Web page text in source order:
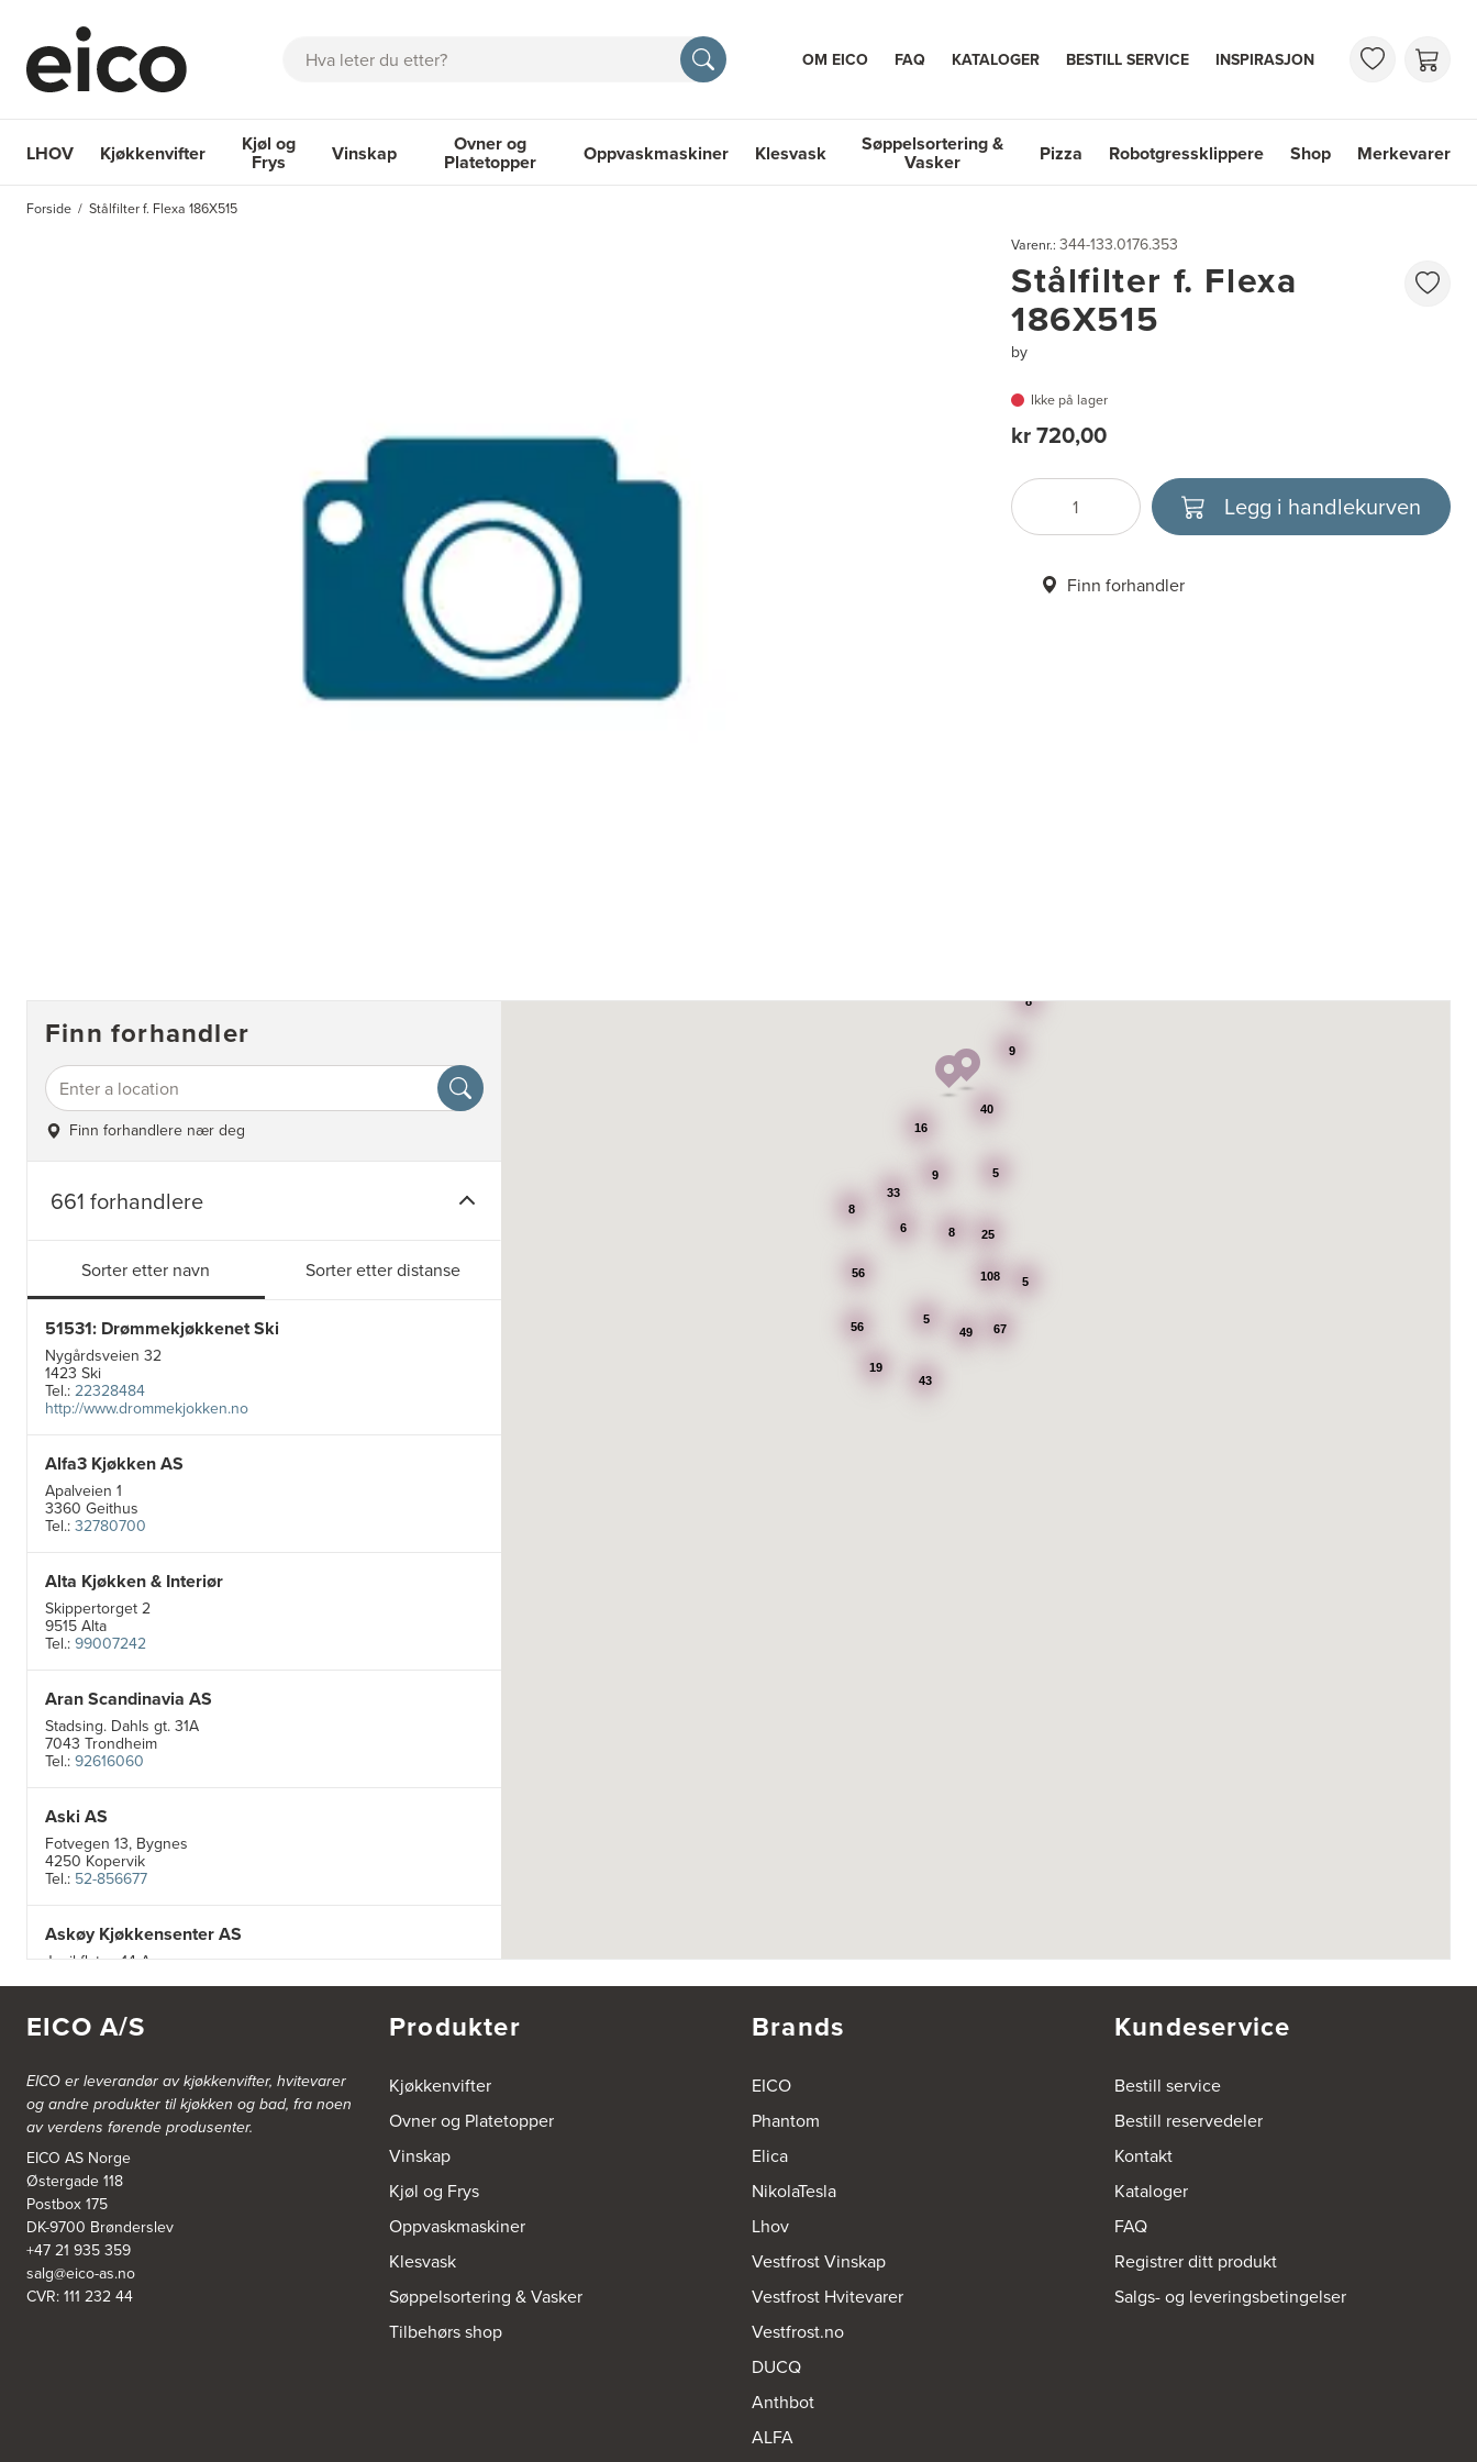
Søk OM EICO FAQ KATALOGER BESTILL SERVICE INSPIRASJON
LHOV Kjøkkenvifter
Kjøkkenvifter
Kjøl og
Frys
Kjøl og Frys
Vinskap Ovner og
Platetopper Oppvaskmaskiner Klesvask Søppelsortering &
Vasker Pizza Robotgressklippere Shop Merkevarer
Forside
Stålfilter f. Flexa 186X515
Varenr.: 344-133.0176.353
Stålfilter f. Flexa
186X515
by
Ikke på lager
kr 720,00
Antall
Velg enhet Legg i handlekurven
Finn forhandler
Finn forhandler
Finn forhandlere nær deg
661 forhandlere
Sorter etter navn Sorter etter distanse
51531: Drømmekjøkkenet Ski
Nygårdsveien 32
1423 Ski
Tel.: 22328484
http://www.drommekjokken.no
Alfa3 Kjøkken AS
Apalveien 1
3360 Geithus
Tel.: 32780700
Alta Kjøkken & Interiør
Skippertorget 2
9515 Alta
Tel.: 99007242
Aran Scandinavia AS
Stadsing. Dahls gt. 31A
7043 Trondheim
Tel.: 92616060
Aski AS
Fotvegen 13, Bygnes
4250 Kopervik
Tel.: 52-856677
Askøy Kjøkkensenter AS
Juvikflaten 14 A
https://jke-design.com/no/butikk/jke-askoey
Aurland Elektriske AS
Odden 10 A
5745 Aurland
Tel.:57-633463
Bekkestua kjøkkenstudio as
Gamle Ringeriksvei 32
1357 Bekkestua
Tel.:99228877
Bergen Kjøkkensenter A/S
49
108
56
56
8
67
33
16
43
40
6 25
9
5
5
8
19
9 5
8
EICO A/S
EICO er leverandør av kjøkkenvifter, hvitevarer
og andre produkter til kjøkken og bad, fra noen
av verdens førende produsenter.
EICO AS Norge
Østergade 118
Postbox 175
DK-9700 Brønderslev
+47 21 935 359
salg@eico-as.no
CVR: 111 232 44
Produkter
Kjøkkenvifter
Ovner og Platetopper
Vinskap
Kjøl og Frys
Oppvaskmaskiner
Klesvask
Søppelsortering & Vasker
Tilbehørs shop
Brands
EICO
Phantom
Elica
NikolaTesla
Lhov
Vestfrost Vinskap
Vestfrost Hvitevarer
Vestfrost.no
DUCQ
Anthbot
ALFA
Kundeservice
Bestill service
Bestill reservedeler
Kontakt
Kataloger
FAQ
Registrer ditt produkt
Salgs- og leveringsbetingelser